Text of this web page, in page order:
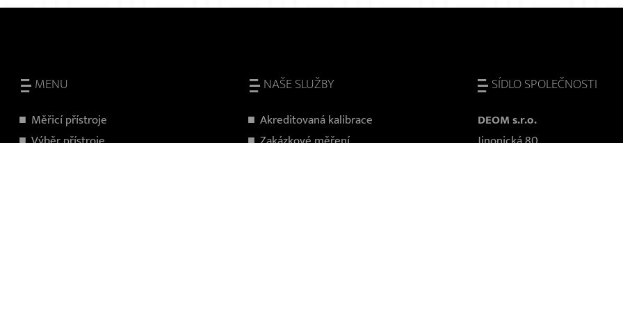
MENU
Měřicí přístroje
Výběr přístroje
NAŠE SLUŽBY
Akreditovaná kalibrace
Zakázkové měření
SÍDLO SPOLEČNOSTI
DEOM s.r.o.
Jinonická 80